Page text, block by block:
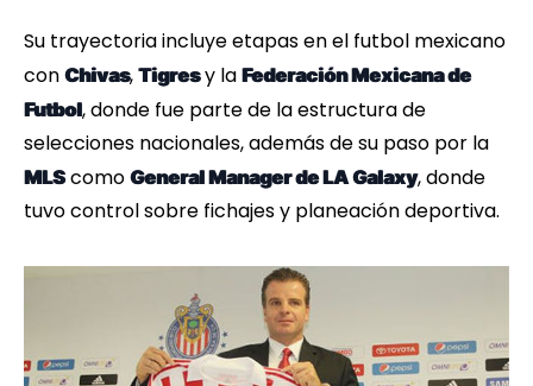
Su trayectoria incluye etapas en el futbol mexicano
con Chivas, Tigresy la Federación Mexicana de
Futbol, donde fue parte de la estructura de
selecciones nacionales, además de su paso por la
MLScomo General Manager de LA Galaxy, donde
tuvo control sobre fichajes y planeación deportiva.